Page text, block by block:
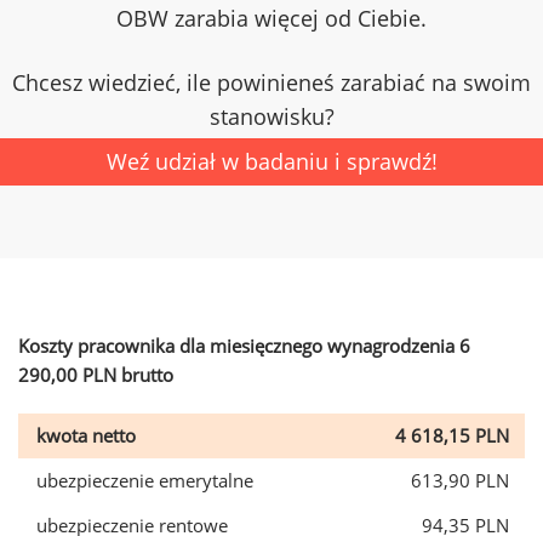
OBW zarabia więcej od Ciebie.
Chcesz wiedzieć, ile powinieneś zarabiać na swoim
stanowisku?
Weź udział w badaniu i sprawdź!
Koszty pracownika dla miesięcznego wynagrodzenia 6
290,00 PLN brutto
kwota netto
4 618,15 PLN
ubezpieczenie emerytalne
613,90 PLN
ubezpieczenie rentowe
94,35 PLN